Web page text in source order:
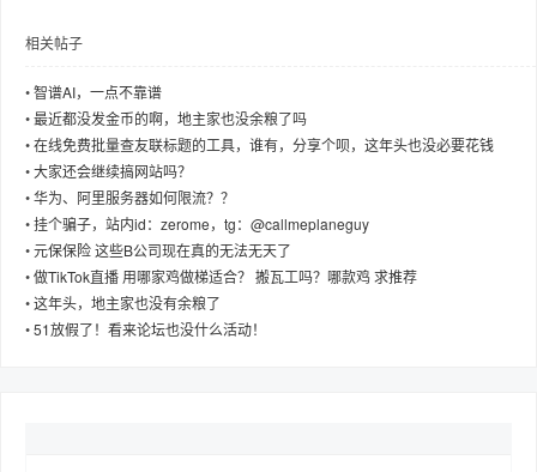
相关帖子
•智谱AI，一点不靠谱
•最近都没发金币的啊，地主家也没余粮了吗
•在线免费批量查友联标题的工具，谁有，分享个呗，这年头也没必要花钱
•大家还会继续搞网站吗？
•华为、阿里服务器如何限流？？
•挂个骗子，站内id：zerome，tg：@callmeplaneguy
•元保保险 这些B公司现在真的无法无天了
•做TikTok直播 用哪家鸡做梯适合？ 搬瓦工吗？哪款鸡 求推荐
•这年头，地主家也没有余粮了
•51放假了！看来论坛也没什么活动！